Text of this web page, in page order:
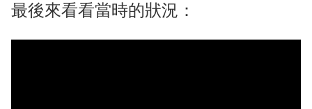
最後來看看當時的狀況：